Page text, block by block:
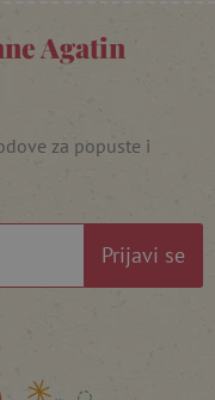
Agatin
za popuste i
Prijavi se
www.agatinsvijet.hr